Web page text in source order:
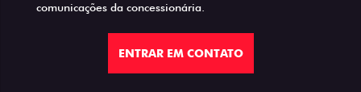
comunicações da concessionária.
ENTRAR EM CONTATO